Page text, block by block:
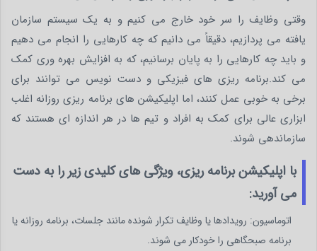
وقتی وظایف را سر خود خارج می کنیم و به یک سیستم سازمان
یافته می پردازیم، دقیقاً می دانیم که چه کارهایی را انجام می دهیم
و باید چه کارهایی را به پایان برسانیم، که به افزایش بهره وری کمک
می کند.برنامه ریزی های فیزیکی و دست نویس می توانند برای
برخی به خوبی عمل کنند، اما اپلیکیشن های برنامه ریزی روزانه اغلب
ابزاری عالی برای کمک به افراد و تیم ها در هر اندازه ای هستند که
سازماندهی شوند.
با اپلیکیشن برنامه ریزی، ویژگی های کلیدی زیر را به دست
می آورید:
اتوماسیون: رویدادها یا وظایف تکرار شونده مانند جلسات، برنامه روزانه یا
برنامه صبحگاهی را خودکار می شوند.